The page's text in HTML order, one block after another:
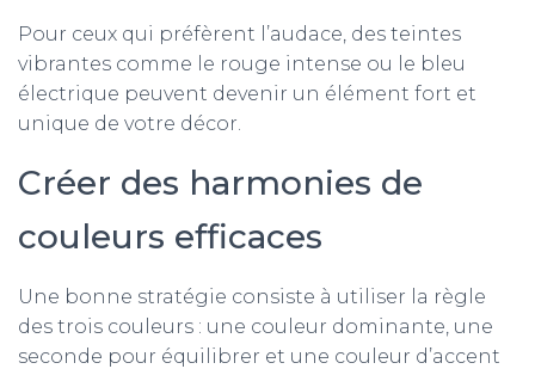
Pour ceux qui préfèrent l’audace, des teintes
vibrantes comme le rouge intense ou le bleu
électrique peuvent devenir un élément fort et
unique de votre décor.
Créer des harmonies de
couleurs efficaces
Une bonne stratégie consiste à utiliser la règle
des trois couleurs : une couleur dominante, une
seconde pour équilibrer et une couleur d’accent